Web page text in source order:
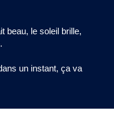
beau, le soleil brille,
un instant, ça va